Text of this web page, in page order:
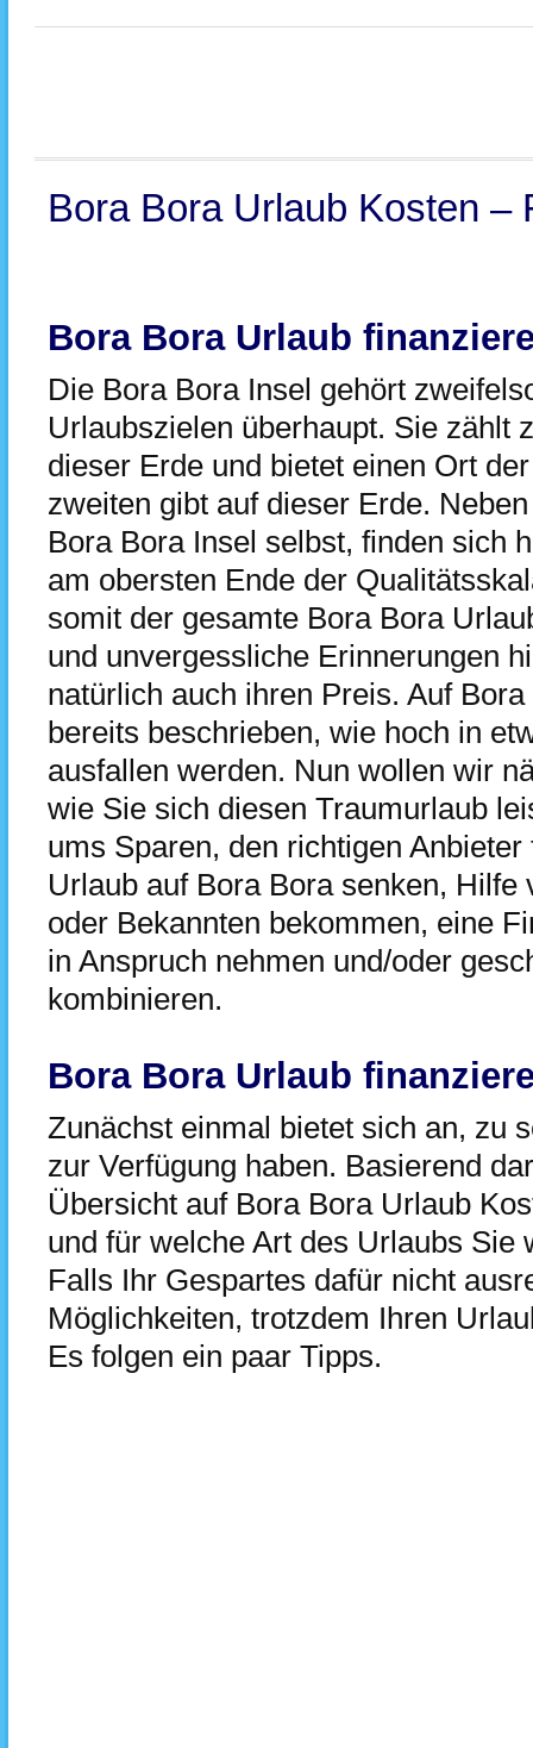
Bora Bora Urlaub Kosten –
Bora Bora Urlaub
Die Bora Bora Insel gehört
Urlaubszielen überhaupt. Sie zählt
dieser Erde und bietet einen Ort
zweiten gibt auf dieser Erde.
Bora Bora Insel selbst, finden sich
am obersten Ende der
somit der gesamte Bora Bora
und unvergessliche Erinnerungen
natürlich auch ihren Preis. Auf
bereits beschrieben, wie hoch in
ausfallen werden. Nun wollen wir
wie Sie sich diesen Traumurlaub
ums Sparen, den richtigen
Urlaub auf Bora Bora senken, Hilfe
oder Bekannten bekommen, eine
in Anspruch nehmen und/oder
kombinieren.
Bora Bora Urlaub
Zunächst einmal bietet sich an, zu
zur Verfügung haben. Basierend
Übersicht auf Bora Bora Urlaub
und für welche Art des Urlaubs Sie
Falls Ihr Gespartes dafür nicht
Möglichkeiten, trotzdem Ihren
Es folgen ein paar Tipps.